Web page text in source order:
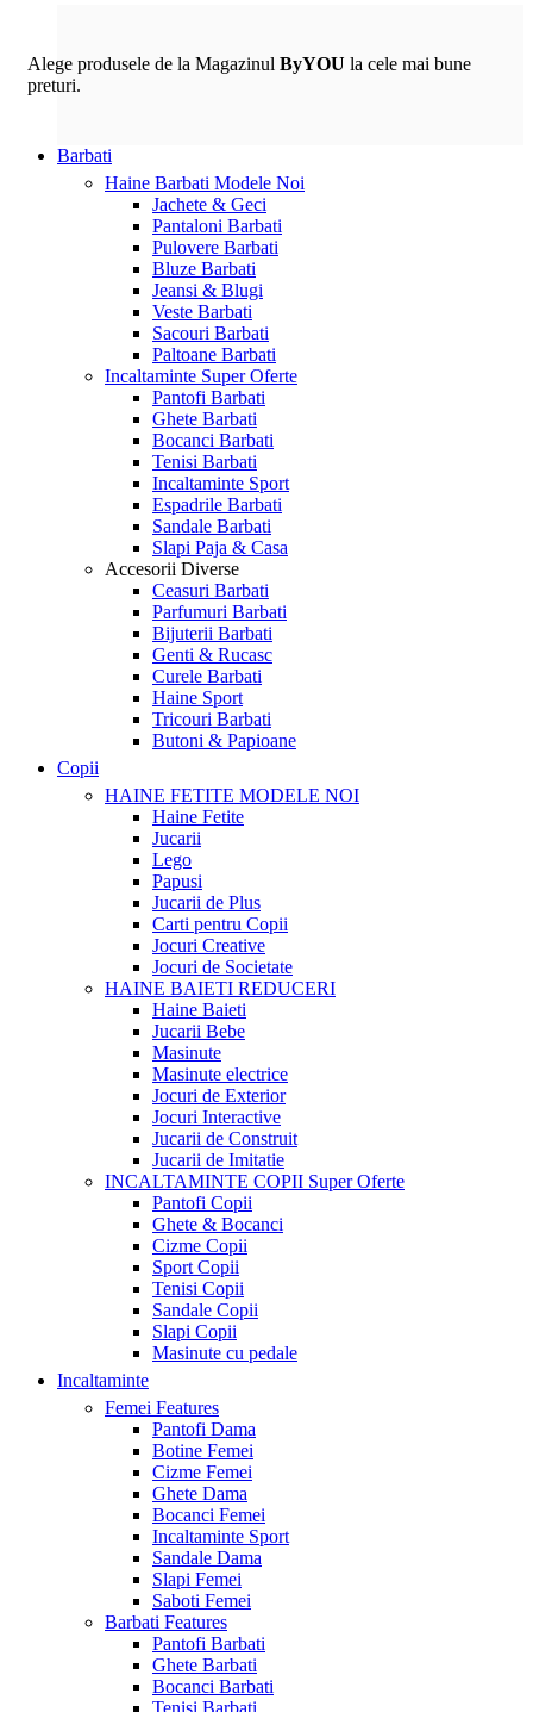
Alege produsele de la Magazinul ByYOU la cele mai bune
preturi.
Barbati
Haine Barbati Modele Noi
Jachete & Geci
Pantaloni Barbati
Pulovere Barbati
Bluze Barbati
Jeansi & Blugi
Veste Barbati
Sacouri Barbati
Paltoane Barbati
Incaltaminte Super Oferte
Pantofi Barbati
Ghete Barbati
Bocanci Barbati
Tenisi Barbati
Incaltaminte Sport
Espadrile Barbati
Sandale Barbati
Slapi Paja & Casa
Accesorii Diverse
Ceasuri Barbati
Parfumuri Barbati
Bijuterii Barbati
Genti & Rucasc
Curele Barbati
Haine Sport
Tricouri Barbati
Butoni & Papioane
Copii
HAINE FETITE MODELE NOI
Haine Fetite
Jucarii
Lego
Papusi
Jucarii de Plus
Carti pentru Copii
Jocuri Creative
Jocuri de Societate
HAINE BAIETI REDUCERI
Haine Baieti
Jucarii Bebe
Masinute
Masinute electrice
Jocuri de Exterior
Jocuri Interactive
Jucarii de Construit
Jucarii de Imitatie
INCALTAMINTE COPII Super Oferte
Pantofi Copii
Ghete & Bocanci
Cizme Copii
Sport Copii
Tenisi Copii
Sandale Copii
Slapi Copii
Masinute cu pedale
Incaltaminte
Femei Features
Pantofi Dama
Botine Femei
Cizme Femei
Ghete Dama
Bocanci Femei
Incaltaminte Sport
Sandale Dama
Slapi Femei
Saboti Femei
Barbati Features
Pantofi Barbati
Ghete Barbati
Bocanci Barbati
Tenisi Barbati